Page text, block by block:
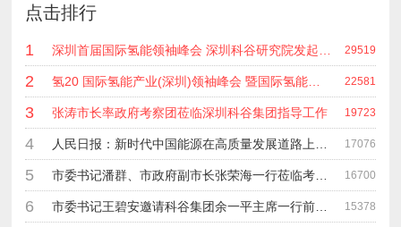
点击排行
1 29519
2 氢20 国际氢能产业(深圳)领袖峰会 暨国际氢能产业链展览会 22581
3 张涛市长率政府考察团莅临深圳科谷集团指导工作 19723
4 17076
5 市委书记潘群、市政府副市长张荣海一行莅临考察指导工作 16700
6 市委书记王碧安邀请科谷集团余一平主席一行前往工业转移园考察合作 15378